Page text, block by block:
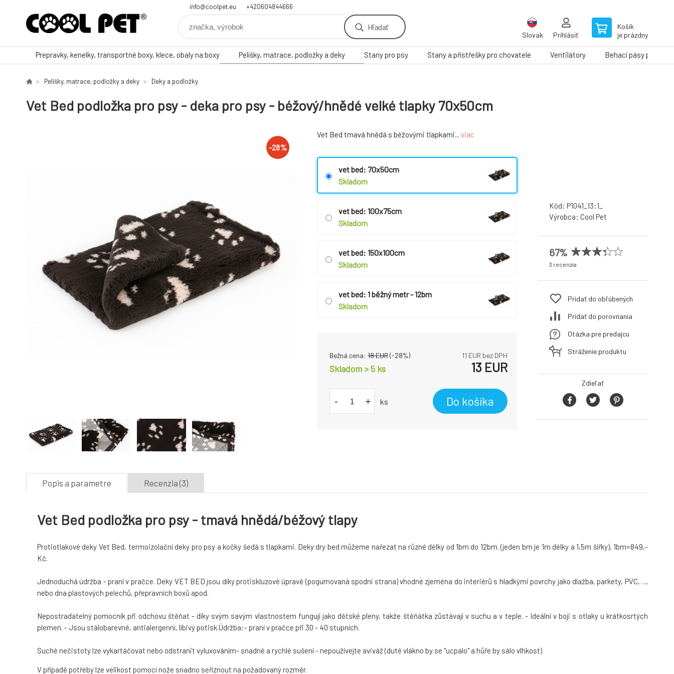
info@coolpet.eu +420604844666
Hľadať
Slovak Prihlásiť
Košík
je prázdny
Prepravky, kenelky, transportné boxy, klece, obaly na boxy Pelíšky, matrace, podložky a deky Stany pro psy Stany a přístřešky pro chovatele Ventilátory Behací pásy pre psy
Pelíšky, matrace, podložky a deky Deky a podložky
Vet Bed podložka pro psy - deka pro psy - béžový/hnědé velké tlapky 70x50cm
-28%
Vet Bed tmavá hnědá s béžovými tlapkami... viac
vet bed: 70x50cm
Skladom
vet bed: 100x75cm
Skladom
vet bed: 150x100cm
Skladom
vet bed: 1 běžný metr - 12bm
Skladom
Bežná cena: 18EUR(-28%) 11 EUR bez DPH
Skladom > 5 ks 13 EUR
- + ks Do košíka
Kód: P1041_13:1_
Výrobca: Cool Pet
67%
3 recenzia
Pridať do obľúbených
Pridať do porovnania
Otázka pre predajcu
Stráženie produktu
Zdieľať
Popis a parametre Recenzia (3)
Vet Bed podložka pro psy - tmavá hnědá/béžový tlapy
Protiotlakové deky Vet Bed, termoizolační deky pro psy a kočky šedá s tlapkami. Deky dry bed můžeme nařezat na různé délky od 1bm do 12bm. (jeden bm je 1m délky a 1,5m šířky), 1bm=849,-
Kč.
Jednoduchá údržba - praní v pračce. Deky VET BED jsou díky protiskluzové úpravě (pogumovaná spodní strana) vhodné zjeména do interiérů s hladkými povrchy jako dlažba, parkety, PVC, ...,
nebo dna plastových pelechů, přepravních boxů apod.
Nepostradatelný pomocník při odchovu štěňat - díky svým savým vlastnostem fungují jako dětské pleny, takže štěňátka zůstávají v suchu a v teple. - Ideální v boji s otlaky u krátkosrtých
plemen. - Jsou stálobarevné, antialergenní, líbivý potisk.Údržba:- praní v pračce při 30 - 40 stupních.
Suché nečistoty lze vykartáčovat nebo odstranit vyluxováním- snadné a rychlé sušení - nepoužívejte aviváž (duté vlákno by se "ucpalo" a hůře by sálo vlhkost)
V případě potřeby lze velikost pomocí nože snadno seříznout na požadovaný rozměr.